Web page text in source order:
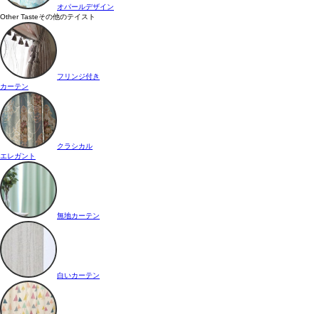
オパールデザイン
Other Tasteその他のテイスト
フリンジ付き
カーテン
クラシカル
エレガント
無地カーテン
白いカーテン